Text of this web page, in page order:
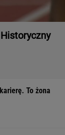
To żona